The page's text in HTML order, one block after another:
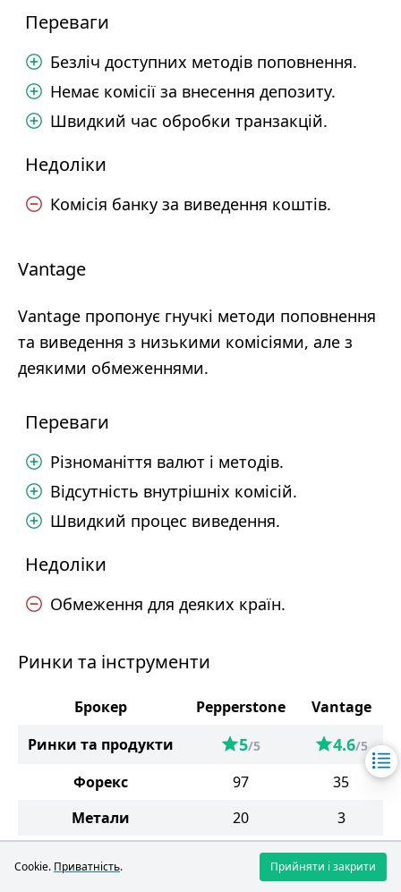
Переваги
Безліч доступних методів поповнення.
Немає комісії за внесення депозиту.
Швидкий час обробки транзакцій.
Недоліки
Комісія банку за виведення коштів.
Vantage
Vantage пропонує гнучкі методи поповнення
та виведення з низькими комісіями, але з
деякими обмеженнями.
Переваги
Різноманіття валют і методів.
Відсутність внутрішніх комісій.
Швидкий процес виведення.
Недоліки
Обмеження для деяких країн.
Ринки та інструменти
Брокер Pepperstone
Vantage
Ринки та продукти
5/5 4.6/5
Форекс 97
35
Метали
20
3
2
Cookie. Приватність. Прийняти і закрити